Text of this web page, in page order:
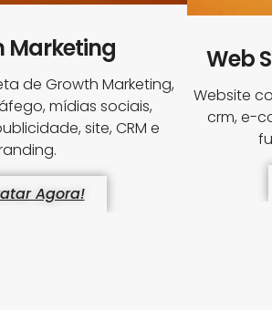
Marketing
de Growth Marketing,
mídias sociais,
site, CRM e
Agora!
Web
Website
crm, e-